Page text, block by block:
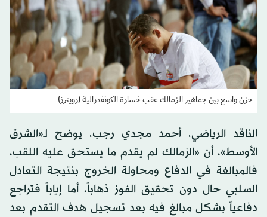
حزن واسع بين جماهير الزمالك عقب خسارة الكونفدرالية (رويترز)
الناقد الرياضي، أحمد مجدي رجب، يوضح لـ«الشرق
الأوسط»، أن «الزمالك لم يقدم ما يستحق عليه اللقب،
فالمبالغة في الدفاع ومحاولة الخروج بنتيجة التعادل
السلبي حال دون تحقيق الفوز ذهاباً، أما إياباً فتراجع
دفاعياً بشكل مبالغ فيه بعد تسجيل هدف التقدم بعد